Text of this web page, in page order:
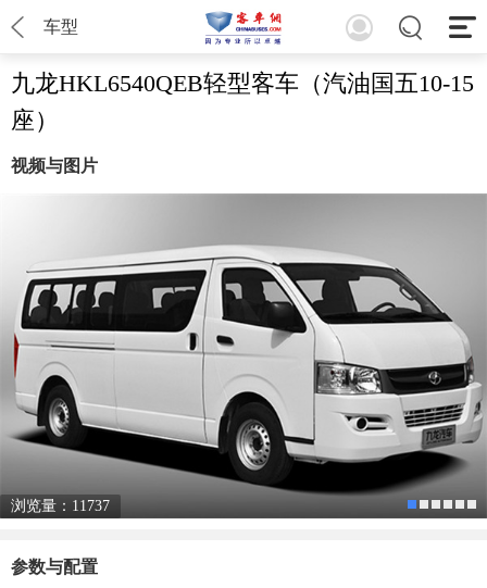
车型
九龙HKL6540QEB轻型客车（汽油国五10-15
座）
视频与图片
浏览量：11737
参数与配置